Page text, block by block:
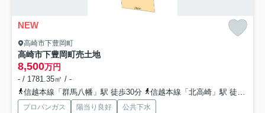
NEW
高崎市下豊岡町
高崎市下豊岡町売土地
8,500万円
- / 1781.35㎡ / -
信越本線「群馬八幡」駅 徒歩30分
信越本線「北高崎」駅 徒歩34分
プロパンガス 陽当り良好 公共下水